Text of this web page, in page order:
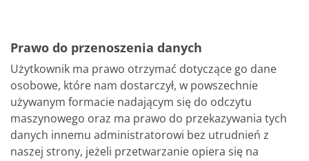
Prawo do przenoszenia danych
Użytkownik ma prawo otrzymać dotyczące go dane
osobowe, które nam dostarczył, w powszechnie
używanym formacie nadającym się do odczytu
maszynowego oraz ma prawo do przekazywania tych
danych innemu administratorowi bez utrudnień z
naszej strony, jeżeli przetwarzanie opiera się na